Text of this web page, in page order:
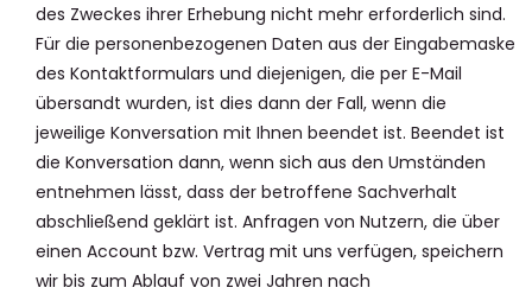
des Zweckes ihrer Erhebung nicht mehr erforderlich sind.
Für die personenbezogenen Daten aus der Eingabemaske
des Kontaktformulars und diejenigen, die per E-Mail
übersandt wurden, ist dies dann der Fall, wenn die
jeweilige Konversation mit Ihnen beendet ist. Beendet ist
die Konversation dann, wenn sich aus den Umständen
entnehmen lässt, dass der betroffene Sachverhalt
abschließend geklärt ist. Anfragen von Nutzern, die über
einen Account bzw. Vertrag mit uns verfügen, speichern
wir bis zum Ablauf von zwei Jahren nach